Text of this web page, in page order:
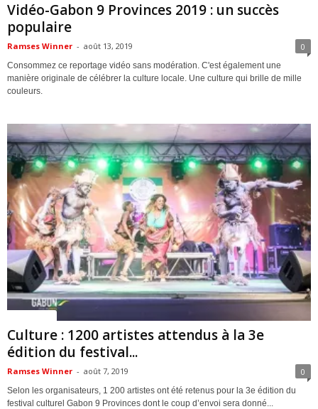
Vidéo-Gabon 9 Provinces 2019 : un succès
populaire
Ramses Winner - août 13, 2019 0
Consommez ce reportage vidéo sans modération. C'est également une
manière originale de célébrer la culture locale. Une culture qui brille de mille
couleurs.
Culture : 1200 artistes attendus à la 3e
édition du festival...
Ramses Winner - août 7, 2019 0
Selon les organisateurs, 1 200 artistes ont été retenus pour la 3e édition du
festival culturel Gabon 9 Provinces dont le coup d’envoi sera donné...